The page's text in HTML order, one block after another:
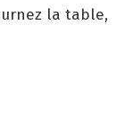
la table,